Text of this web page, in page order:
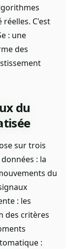
C'est
: une
des
du
sur trois
: la
du
: les
des critères
: